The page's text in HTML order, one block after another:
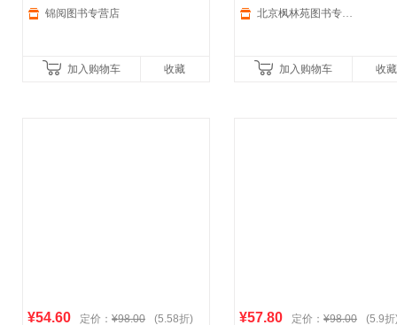
锦阅图书专营店
加入购物车 收藏
为准。（书名没写全多少册的均
北京枫林苑图书专营店
加入购物车 收藏
¥54.60 定价： ¥98.00 (5.58折) ¥57.80 定价： ¥98.00 (5.9折